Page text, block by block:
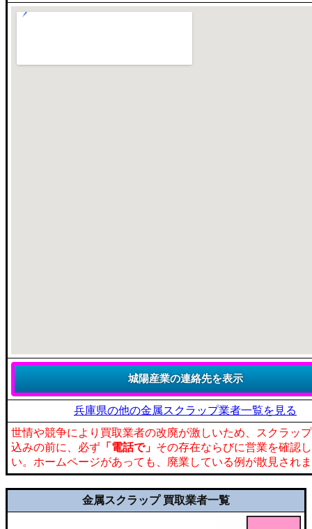
兵庫県の他の金属スクラップ業者一覧を見る
世情や競争により買取業者の改廃が激しいため、スクラッ
込みの前に、必ず 「電話で」 その存在ならびに営業を確認
い。ホームページがあっても、廃業している例が散見され
金属スクラップ 買取業者一覧